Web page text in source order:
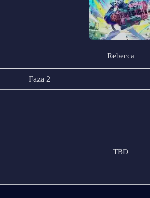
Rebecca
Faza 2
TBD